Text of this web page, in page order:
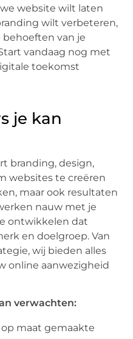
website wilt laten
wilt verbeteren,
behoeften van je
vandaag nog met
toekomst
je kan
branding, design,
websites te creëren
maar ook resultaten
nauw met je
ontwikkelen dat
en doelgroep. Van
wij bieden alles
online aanwezigheid
verwachten:
op maat gemaakte